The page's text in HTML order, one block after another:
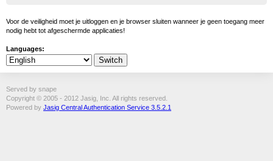
Voor de veiligheid moet je uitloggen en je browser sluiten wanneer je geen toegang meer
nodig hebt tot afgeschermde applicaties!
Languages:
Served by snape
Copyright © 2005 - 2012 Jasig, Inc. All rights reserved.
Powered by Jasig Central Authentication Service 3.5.2.1